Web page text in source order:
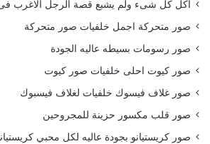
أكل كل شىء ولم يشبع قصة الرجل الاغرب فى
صور متحركة اجمل خلفيات صور متحركة
صور رسومات بسيطه عاليه الجودة
صور كيوت احلى خلفيات صور كيوت
صور غلاف فيسوك خلفيات لغلاف فيسبوك
صور قلب مكسور حزينة للمجروحين
صور كريستيانو بجودة عاليه لكل محبي